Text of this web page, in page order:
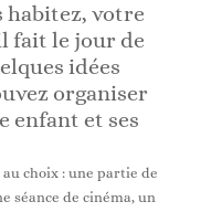
habitez, votre
fait le jour de
idées
organiser
enfant et ses
choix : une partie de
séance de cinéma, un